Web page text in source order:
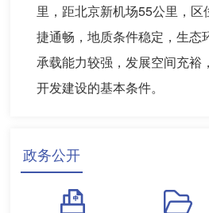
里，距北京新机场55公里，区
捷通畅，地质条件稳定，生态
承载能力较强，发展空间充裕
开发建设的基本条件。
政务公开